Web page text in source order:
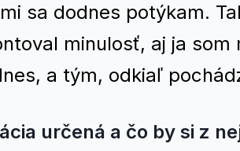
sa dodnes potýkam.
minulosť, aj ja som
a tým, odkiaľ
určená a čo by si z